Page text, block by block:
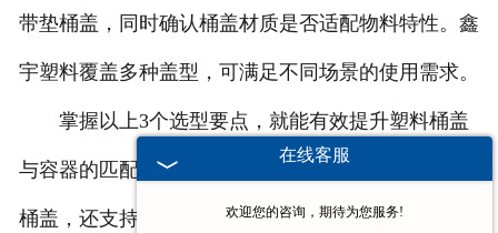
带垫桶盖，同时确认桶盖材质是否适配物料特性。鑫
宇塑料覆盖多种盖型，可满足不同场景的使用需求。
掌握以上3个选型要点，就能有效提升塑料桶盖
与容器的匹配精准度。鑫宇塑料不仅提供多规格标准
桶盖，还支持定制服务，结合详细的选型指导，帮助
在线客服
欢迎您的咨询，期待为您服务!